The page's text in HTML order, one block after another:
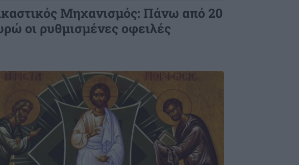
Μηχανισμός: Πάνω από 20
οι ρυθμισμένες οφειλές